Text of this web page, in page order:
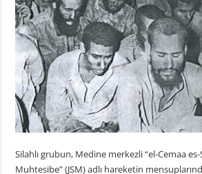
Silahlı grubun, Medine merkezli “el-Cemaa
Muhtesibe” (JSM) adlı hareketin